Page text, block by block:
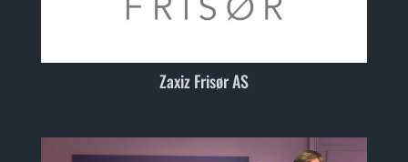
Zaxiz Frisør AS